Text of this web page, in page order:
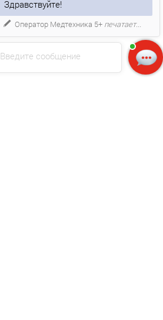
Введите сообщение
Здравствуйте!
Оператор Медтехника 5+ печатает...